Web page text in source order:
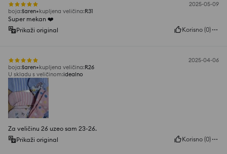
2025-05-09
boja:šaren kupljena veličina:R31
Super mekan ❤️
Prikaži original
Korisno (0)
2025-04-06
boja:šaren kupljena veličina:R26
U skladu s veličinom:idealno
Za veličinu 26 uzeo sam 23-26.
Prikaži original
Korisno (0)